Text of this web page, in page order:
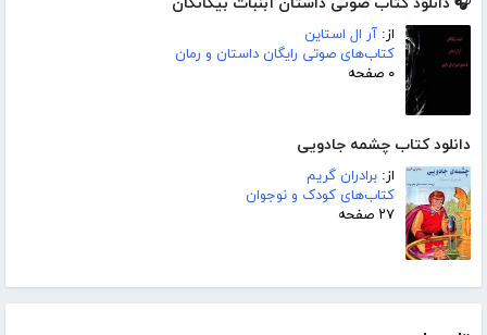
از: آر ال استاین
کتاب‌های صوتی رایگان داستان و رمان
۰ صفحه
دانلود کتاب چشمه جادویی
از: برادران گریم
کتاب‌های کودک و نوجوان
۲۷ صفحه